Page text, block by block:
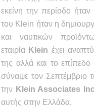
εκείνη την περίοδο
του Klein ήταν η
και ναυτικών
εταιρία Klein έχει
της αλλά και το
σύναψε τον Σεπτέμβριο
την Klein Associates
αυτής στην Ελλάδα.